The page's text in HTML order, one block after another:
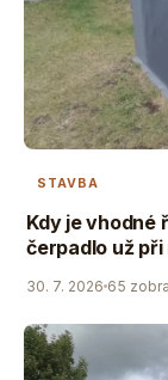
STAVBA
Kdy je vhodné
čerpadlo už
30. 7. 2026 65